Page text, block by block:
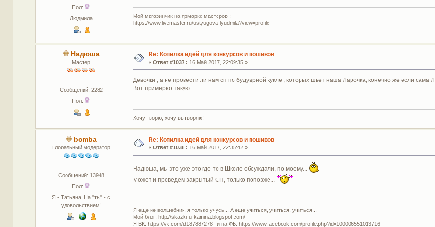
Пол:
Людмила
Мой магазинчик на ярмарке мастеров :
https://www.livemaster.ru/ustyugova-lyudmila?view=profile
Надюша
Мастер
Сообщений: 2282
Пол:
Re: Копилка идей для конкурсов и пошивов
« Ответ #1037 : 16 Май 2017, 22:09:35 »
Девочки , а не провести ли нам сп по будуарной кукле , которых шьет наша Ларочка, конечно же если сама
Вот примерно такую
Хочу творю, хочу вытворяю!
bomba
Глобальный модератор
Сообщений: 13948
Пол:
Я - Татьяна. На "ты" - с
удовольствием!
Re: Копилка идей для конкурсов и пошивов
« Ответ #1038 : 16 Май 2017, 22:35:42 »
Надюша, мы это уже это где-то в Школе обсуждали, по-моему...
Может и проведем закрытый СП, только попозже...
Я еще не волшебник, я только учусь... А еще учиться, учиться, учиться...
Мой блог: http://skazki-u-kamina.blogspot.com/
Я ВК: https://vk.com/id187887278 и на ФБ: https://www.facebook.com/profile.php?id=100006551013716